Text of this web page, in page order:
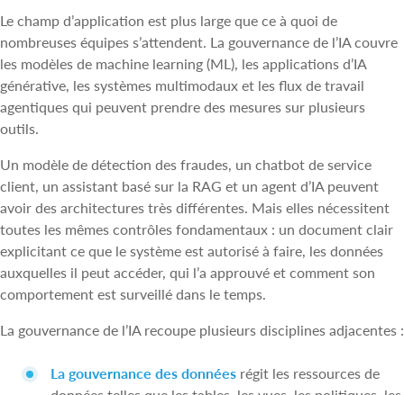
Le champ d’application est plus large que ce à quoi de
nombreuses équipes s’attendent. La gouvernance de l’IA couvre
les modèles de machine learning (ML), les applications d’IA
générative, les systèmes multimodaux et les flux de travail
agentiques qui peuvent prendre des mesures sur plusieurs
outils.
Un modèle de détection des fraudes, un chatbot de service
client, un assistant basé sur la RAG et un agent d’IA peuvent
avoir des architectures très différentes. Mais elles nécessitent
toutes les mêmes contrôles fondamentaux : un document clair
explicitant ce que le système est autorisé à faire, les données
auxquelles il peut accéder, qui l’a approuvé et comment son
comportement est surveillé dans le temps.
La gouvernance de l’IA recoupe plusieurs disciplines adjacentes :
La gouvernance des données régit les ressources de